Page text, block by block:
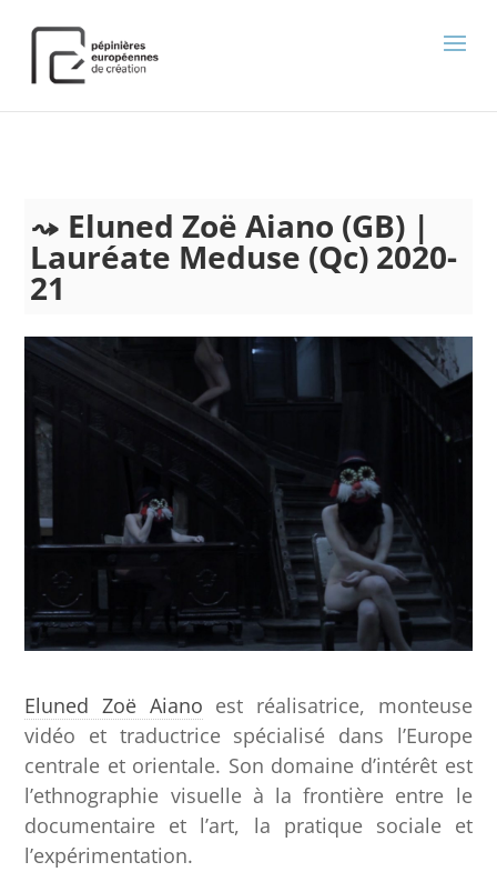
Eluned Zoë Aiano (GB) |
Lauréate Meduse (Qc) 2020-
21
Eluned Zoë Aiano est réalisatrice, monteuse
vidéo et traductrice spécialisé dans l’Europe
centrale et orientale. Son domaine d’intérêt est
l’ethnographie visuelle à la frontière entre le
documentaire et l’art, la pratique sociale et
l’expérimentation.